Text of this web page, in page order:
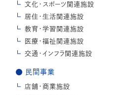
文化・スポーツ関連施設
居住・生活関連施設
教育・学習関連施設
医療・福祉関連施設
交通・インフラ関連施設
民間事業
店舗・商業施設